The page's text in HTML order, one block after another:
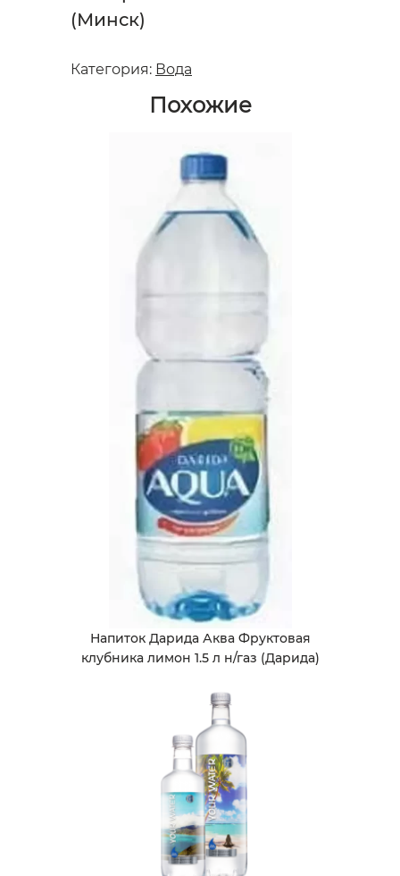
(Минск)
Категория: Вода
Похожие
Напиток Дарида Аква Фруктовая
клубника лимон 1.5 л н/газ (Дарида)